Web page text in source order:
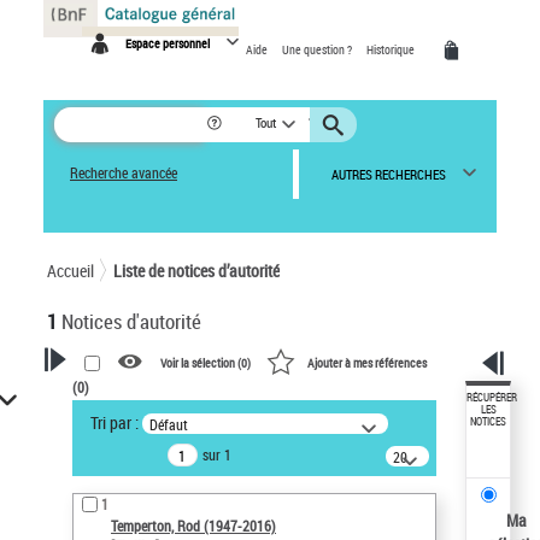
Espace personnel Aide Une question ? Historique
Tout
Recherche avancée AUTRES RECHERCHES
Accueil Liste de notices d’autorité
1 Notices d'autorité
VOTRE RECHERCHE
Recherche avancée dans les
notices d’autorité
Œuvres liées à l'auteur :
Temperton, Rod (1947-2016)
Voir la sélection (0) Ajouter à mes références
(0)
Tri par : Défaut
sur 1
20
résultats/page
1
Temperton, Rod (1947-2016)
RÉCUPÉRER
LES
NOTICES
Ma
Panneau de gestion des cookies